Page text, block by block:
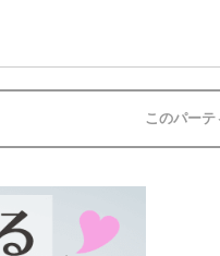
このパーテ